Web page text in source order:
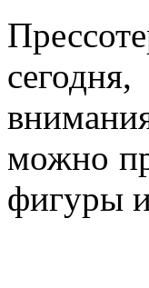
можно
фигуры